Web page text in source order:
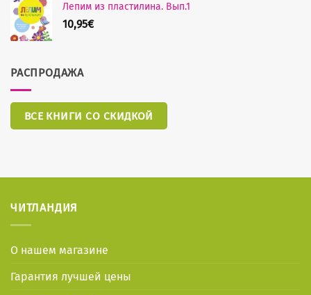
Лепим из пластилина. Вып.1
10,95€
РАСПРОДАЖА
ВСЕ КНИГИ СО СКИДКОЙ
ЧИТЛАНДИЯ
О нашем магазине
Гарантия лучшей цены